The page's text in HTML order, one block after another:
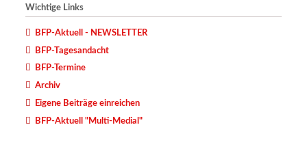
Wichtige Links
BFP-Aktuell - NEWSLETTER
BFP-Tagesandacht
BFP-Termine
Archiv
Eigene Beiträge einreichen
BFP-Aktuell "Multi-Medial"